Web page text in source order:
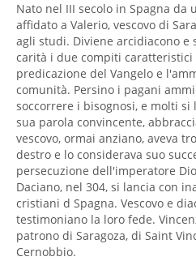
Nato nel III secolo in Spagna da
affidato a Valerio, vescovo di
agli studi. Diviene arcidiacono e
carità i due compiti
predicazione del Vangelo e
comunità. Persino i pagani
soccorrere i bisognosi, e molti
sua parola convincente,
vescovo, ormai anziano, aveva
destro e lo considerava suo
persecuzione dell'imperatore
Daciano, nel 304, si lancia con
cristiani d Spagna. Vescovo e
testimoniano la loro fede.
patrono di Saragoza, di Saint
Cernobbio.